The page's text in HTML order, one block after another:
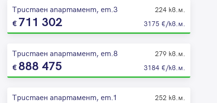
Тристаен апартамент, ет.3 224 кв.м.
711 302 3175 €/кв.м.
Тристаен апартамент, ет.8 279 кв.м.
888 475 3184 €/кв.м.
Тристаен апартамент, ет.1 252 кв.м.